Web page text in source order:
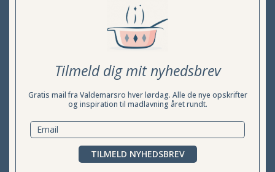
Tilmeld dig mit nyhedsbrev
Gratis mail fra Valdemarsro hver lørdag. Alle de nye opskrifter
og inspiration til madlavning året rundt.
TILMELD NYHEDSBREV